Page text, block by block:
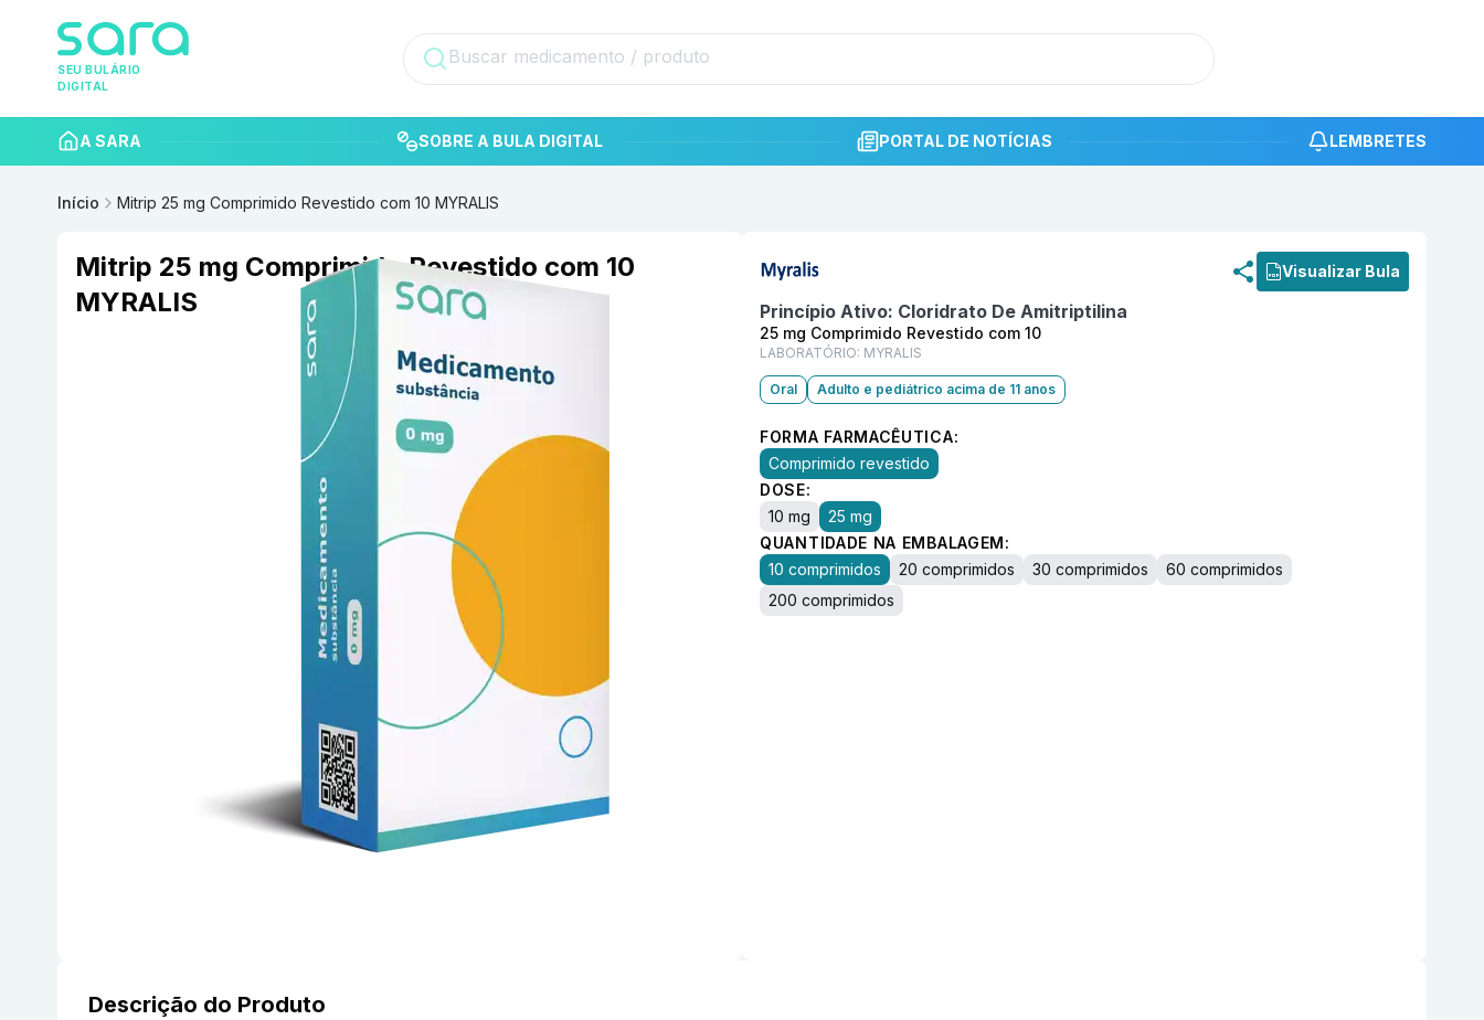
SEU BULÁRIO
DIGITAL
A SARA SOBRE A BULA DIGITAL PORTAL DE NOTÍCIAS LEMBRETES
Início Mitrip 25 mg Comprimido Revestido com 10 MYRALIS
Mitrip 25 mg Comprimido Revestido com 10
MYRALIS
Visualizar Bula
Princípio Ativo: Cloridrato De Amitriptilina
25 mg Comprimido Revestido com 10
LABORATÓRIO: MYRALIS
Oral Adulto e pediátrico acima de 11 anos
FORMA FARMACÊUTICA:
Comprimido revestido
DOSE:
10 mg
25 mg
QUANTIDADE NA EMBALAGEM:
10 comprimidos
20 comprimidos 30 comprimidos
60 comprimidos
200 comprimidos
Descrição do Produto